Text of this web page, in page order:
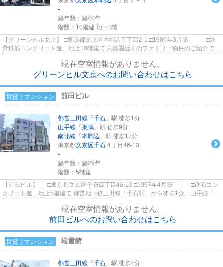
-
築年数：築40年
階数：10階建 地下1階
【グリーンヒル文京】 □東京都文京区本駒込五丁目2-1 □1986年3月築 □鉄
骨鉄筋コンクリート造 地上10階建て 六義園近くのファミリー物件のご紹介で
現在空室情報がありません。
グリーンヒル文京へのお問い合わせはこちら
賃貸｜マンション 前田ビル
都営三田線 「 千石 」駅 徒歩1分
山手線 「 巣鴨 」駅 徒歩9分
南北線 「 本駒込 」駅 徒歩17分
東京都文京区千石 ４丁目46-13
-
築年数：築29年
階数：5階建
【前田ビル】 □東京都文京区千石四丁目46-13 □1997年4月築 □鉄筋コン
クリート造 地上5階建て 都営地下鉄三田線「千石駅」から徒歩1分、山手線「巣
現在空室情報がありません。
前田ビルへのお問い合わせはこちら
賃貸｜マンション 瑞雪館
都営三田線 「 千石 」駅 徒歩4分